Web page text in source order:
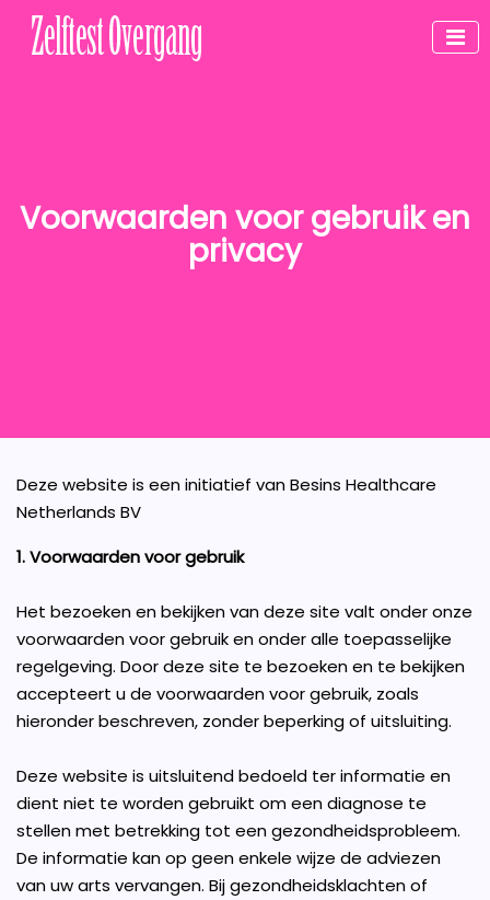
Voorwaarden voor gebruik en
privacy
Deze website is een initiatief van Besins Healthcare
Netherlands BV
1. Voorwaarden voor gebruik
Het bezoeken en bekijken van deze site valt onder onze
voorwaarden voor gebruik en onder alle toepasselijke
regelgeving. Door deze site te bezoeken en te bekijken
accepteert u de voorwaarden voor gebruik, zoals
hieronder beschreven, zonder beperking of uitsluiting.
Deze website is uitsluitend bedoeld ter informatie en
dient niet te worden gebruikt om een diagnose te
stellen met betrekking tot een gezondheidsprobleem.
De informatie kan op geen enkele wijze de adviezen
van uw arts vervangen. Bij gezondheidsklachten of